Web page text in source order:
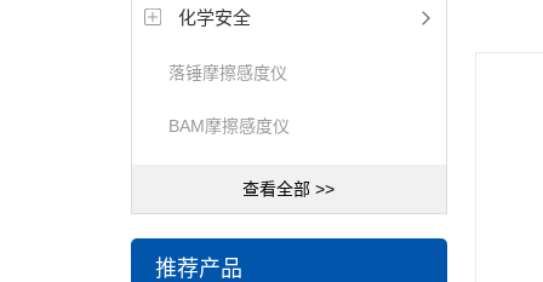
化学安全
落锤摩擦感度仪
BAM摩擦感度仪
查看全部 >>
推荐产品